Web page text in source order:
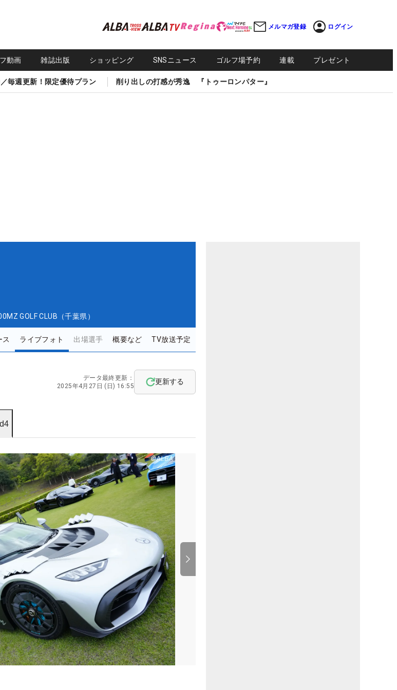
メルマガ登録 ログイン
動画 雑誌出版 ショッピング SNSニュース ゴルフ場予約 連載 プレゼント
毎週更新！限定優待プラン 削り出しの打感が秀逸 『トゥーロンパター』
MZ GOLF CLUB（千葉県）
ス ライブフォト 出場選手 概要など TV放送予定
データ最終更新：
2025年4月27日 (日) 16:55
更新する